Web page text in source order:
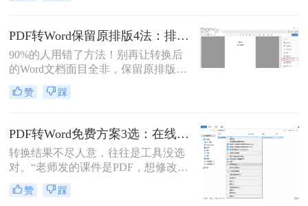
换为word格式呢？本文将介绍三种简
单实用的方法，帮助您轻松将PDF文
件转换为Word格式。
PDF转Word保留原排版4法：排版优先模式、OCR选项和格式修复全流程！
90%的人用错了方法！别再让转换后
的Word文档面目全非，保留原排版的
秘密就在这里。“这表格怎么全乱
了？”、“字体全变了，我还得一个个
PDF转为Word文档时，最崩溃的瞬
间。一份精心排版的PDF报告，转换
后却变成需要“二次加工”的混乱文
档，不仅浪费时间，更可能引发关键
信息错漏的风险。那么pdf转word怎么
保留原排版呢？
赞 踩
PDF转Word免费方案3选：在线免费额度、客户端试用和Word自带的区别！
转换结果不尽人意，往往是工具没选
对。“老师发的课件是PDF，想修改内
容怎么办？”“客户发来的合同是
PDF，需要调整条款怎么处理？”从事
赞 踩